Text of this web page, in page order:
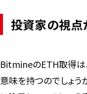
投資家の視
BitmineのETH取得は
意味を持つのでしょう